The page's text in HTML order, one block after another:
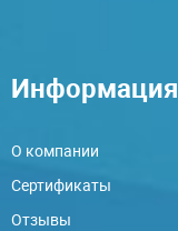
Информация
О компании
Сертификаты
Отзывы